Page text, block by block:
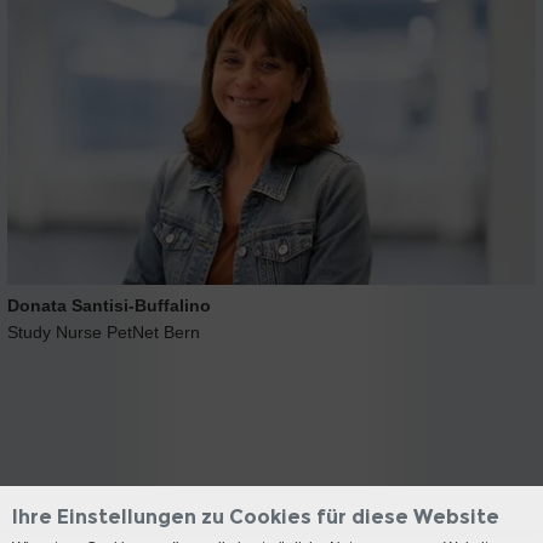
Donata Santisi-Buffalino
Study Nurse PetNet Bern
Ihre Einstellungen zu Cookies für diese Website